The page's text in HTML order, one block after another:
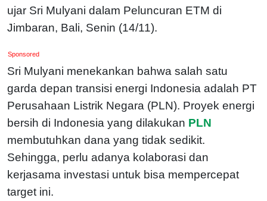
ujar Sri Mulyani dalam Peluncuran ETM di
Jimbaran, Bali, Senin (14/11).
Sponsored
Sri Mulyani menekankan bahwa salah satu
garda depan transisi energi Indonesia adalah PT
Perusahaan Listrik Negara (PLN). Proyek energi
bersih di Indonesia yang dilakukan PLN
membutuhkan dana yang tidak sedikit.
Sehingga, perlu adanya kolaborasi dan
kerjasama investasi untuk bisa mempercepat
target ini.